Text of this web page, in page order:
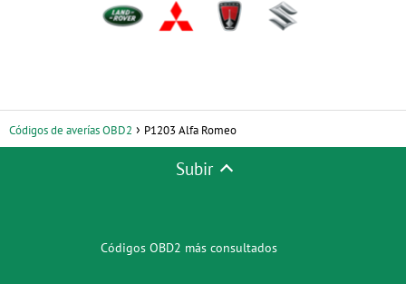
Códigos de averías OBD2 P1203 Alfa Romeo
Subir
Códigos OBD2 más consultados